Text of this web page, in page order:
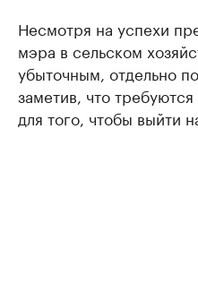
Несмотря на успехи
мэра в сельском
убыточным, отдельно
заметив, что
для того, чтобы выйти